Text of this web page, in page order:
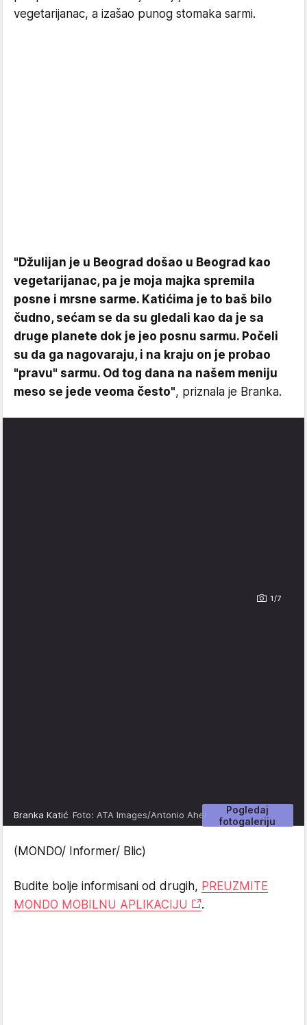
vegetarijanac, a izašao punog stomaka sarmi.
"Džulijan je u Beograd došao u Beograd kao
vegetarijanac, pa je moja majka spremila
posne i mrsne sarme. Katićima je to baš bilo
čudno, sećam se da su gledali kao da je sa
druge planete dok je jeo posnu sarmu. Počeli
su da ga nagovaraju, i na kraju on je probao
"pravu" sarmu. Od tog dana na našem meniju
meso se jede veoma često", priznala je Branka.
1/7
Pogledaj
fotogaleriju
Branka Katić Foto: ATA Images/Antonio Ahel
(MONDO/ Informer/ Blic)
Budite bolje informisani od drugih, PREUZMITE
MONDO MOBILNU APLIKACIJU
.